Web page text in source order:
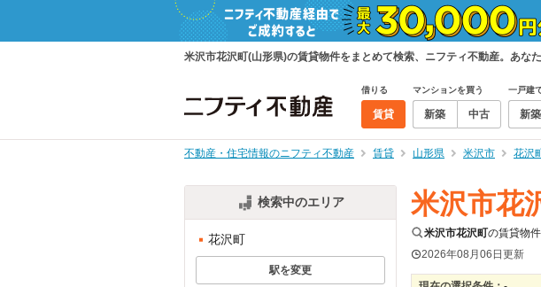
米沢市花沢町(山形県)の賃貸物件をまとめて検索、ニフティ不動産。あな
借りる
賃貸
マンションを買う
新築 中古
一戸建
新築
不動産・住宅情報のニフティ不動産 賃貸 山形県 米沢市 花沢
検索中のエリア
花沢町
駅を変更
米沢市花
米沢市花沢町の賃貸物
2026年08月06日更新